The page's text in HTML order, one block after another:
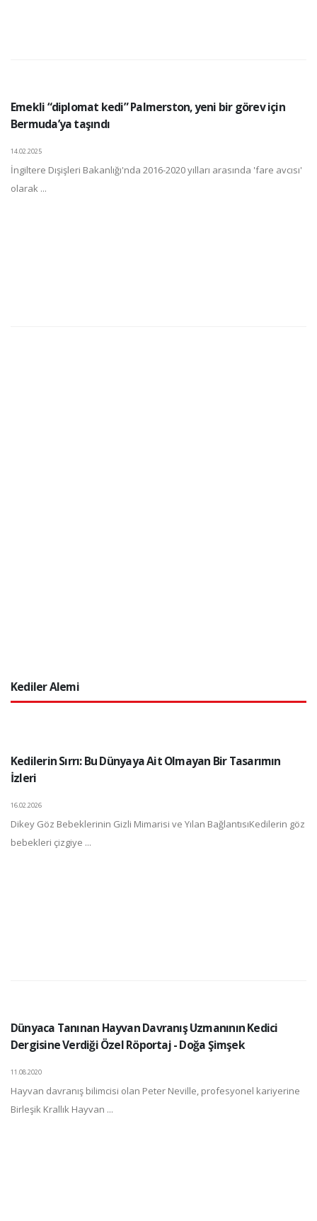
Emekli “diplomat kedi” Palmerston, yeni bir görev için
Bermuda’ya taşındı
14.02.2025
İngiltere Dışişleri Bakanlığı'nda 2016-2020 yılları arasında 'fare avcısı'
olarak ...
Kediler Alemi
Kedilerin Sırrı: Bu Dünyaya Ait Olmayan Bir Tasarımın
İzleri
16.02.2026
Dikey Göz Bebeklerinin Gizli Mimarisi ve Yılan BağlantısıKedilerin göz
bebekleri çizgiye ...
Dünyaca Tanınan Hayvan Davranış Uzmanının Kedici
Dergisine Verdiği Özel Röportaj - Doğa Şimşek
11.08.2020
Hayvan davranış bilimcisi olan Peter Neville, profesyonel kariyerine
Birleşik Krallık Hayvan ...